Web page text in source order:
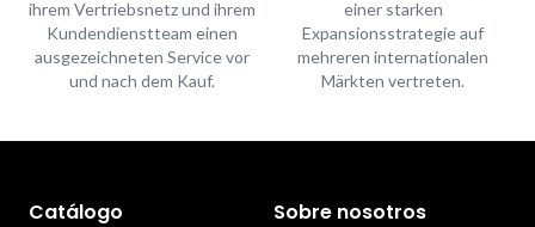
ihrem Vertriebsnetz und ihrem
Kundendienstteam einen
ausgezeichneten Service vor
und nach dem Kauf.
einer starken
Expansionsstrategie auf
mehreren internationalen
Märkten vertreten.
Catálogo Sobre nosotros